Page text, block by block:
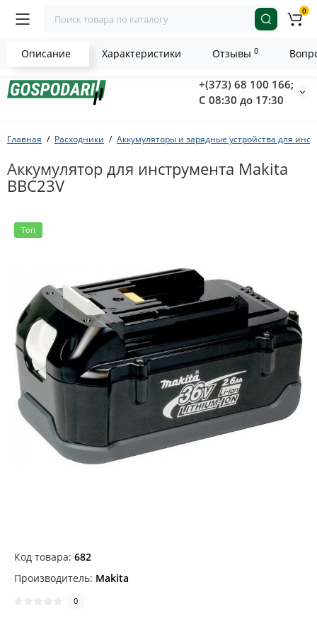
+(373) 68 100 166;
С 08:30 до 17:30
0
Главная Расходники Аккумуляторы и зарядные устройства для
Аккумулятор для инструмента Makita
BBC23V
Топ
Код товара: 682
Производитель: Makita
0
Описание Характеристики Отзывы 0